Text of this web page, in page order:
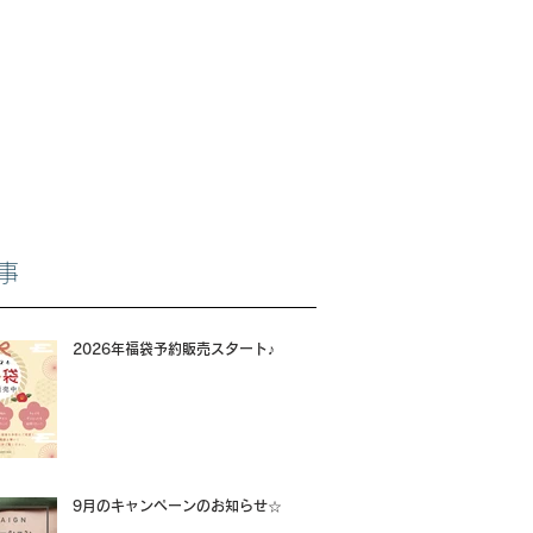
2026年福袋予約販売スタート♪
9月のキャンペーンのお知らせ☆